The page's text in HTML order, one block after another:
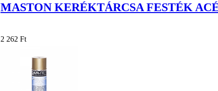
MASTON KERÉKTÁRCSA FESTÉK
2 262 Ft